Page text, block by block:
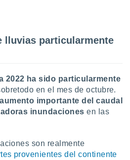
lluvias particularmente
2022 ha sido particularmente
en el mes de octubre.
aumento importante del caudal
inundacionesen las
son realmente
provenientes del continente